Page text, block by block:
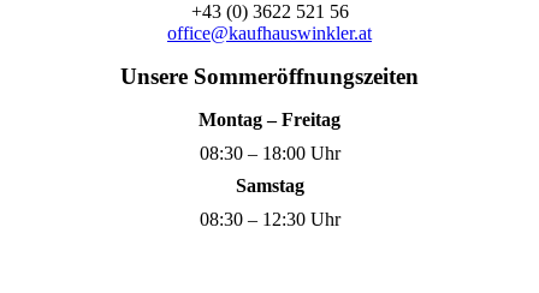
+43 (0) 3622 521 56
office@kaufhauswinkler.at
Unsere Sommeröffnungszeiten
Montag – Freitag
08:30 – 18:00 Uhr
Samstag
08:30 – 12:30 Uhr